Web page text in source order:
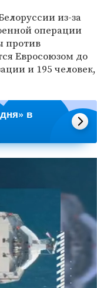
из-за
операции
против
Евросоюзом до
и 195 человек,
в